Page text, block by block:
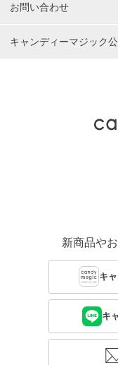
お問い合わせ
キャンディーマジック
新商品や
キ
キ